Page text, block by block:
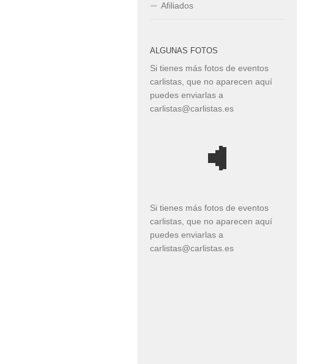
Afiliados
ALGUNAS FOTOS
Si tienes más fotos de eventos
carlistas, que no aparecen aquí
puedes enviarlas a
carlistas@carlistas.es
Si tienes más fotos de eventos
carlistas, que no aparecen aquí
puedes enviarlas a
carlistas@carlistas.es